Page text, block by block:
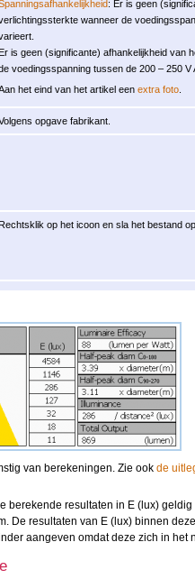
: Er is geen
wanneer de
is geen (significante) afhankelijkheid van
voedingsspanning tussen de 200 – 250 V
het eind van het artikel eenextra foto
opgave fabrikant.
op het icoon en sla het bestand
van berekeningen. Zie ook de
berekende resultaten in E (lux)
De resultaten van E (lux) binnen
aangeven omdat deze zich in het